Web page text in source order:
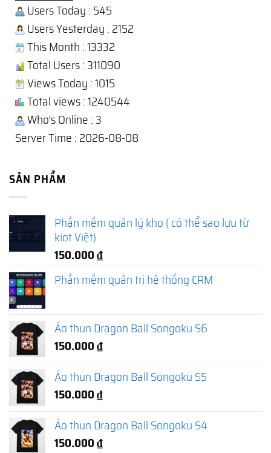
Users Today : 545
Users Yesterday : 2152
This Month : 13332
Total Users : 311090
Views Today : 1015
Total views : 1240544
Who's Online : 3
Server Time : 2026-08-08
SẢN PHẨM
Phần mềm quản lý kho ( có thể sao lưu từ
kiot Việt)
150.000₫
Phần mềm quản trị hệ thống CRM
Áo thun Dragon Ball Songoku S6
150.000₫
Áo thun Dragon Ball Songoku S5
150.000₫
Áo thun Dragon Ball Songoku S4
150.000₫